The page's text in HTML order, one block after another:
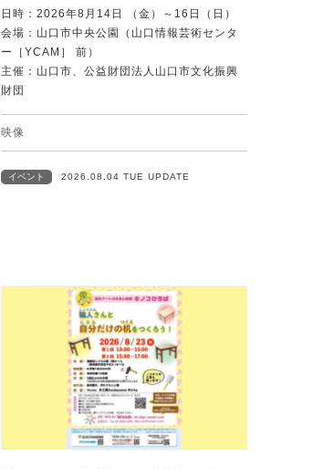
日時：2026年8月14日 （金）～16日（日）
会場：山口市中央公園（山口情報芸術センタ
ー［YCAM］ 前）
主催：山口市、公益財団法人山口市文化振興
財団
映像
イベント 2026.08.04 TUE UPDATE